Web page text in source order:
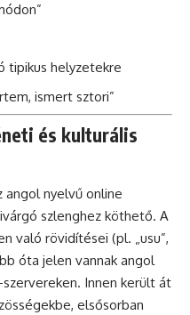
tipikus helyzetekre
ismert sztori”
és kulturális
angol nyelvű online
szlenghez köthető. A
való rövidítései (pl. „usu”,
óta jelen vannak angol
Innen került át
elsősorban